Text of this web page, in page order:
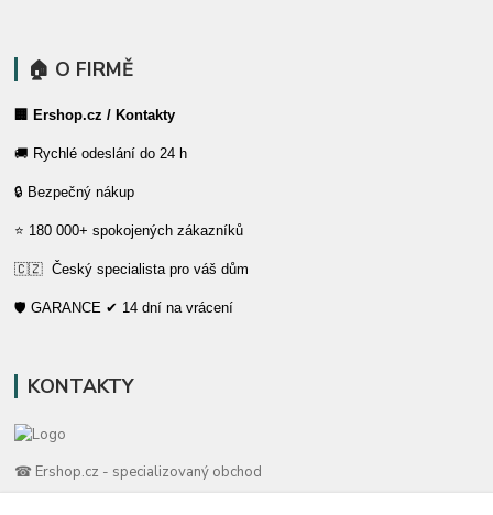
🏠 O FIRMĚ
🏢 Ershop.cz / Kontakty
🚚 Rychlé odeslání do 24 h
🔒 Bezpečný nákup
⭐ 180 000+ spokojených zákazníků
🇨🇿 Český specialista pro váš dům
🛡️ GARANCE ✔ 14 dní na vrácení
KONTAKTY
☎ Ershop.cz - specializovaný obchod